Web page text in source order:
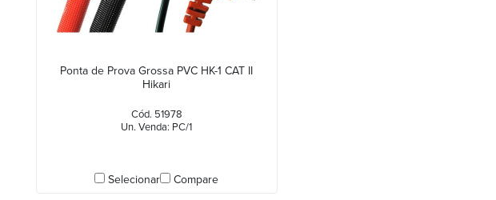
Ponta de Prova Grossa PVC HK-1 CAT II
Hikari
Cód. 51978
Un. Venda: PC/1
Selecionar Compare